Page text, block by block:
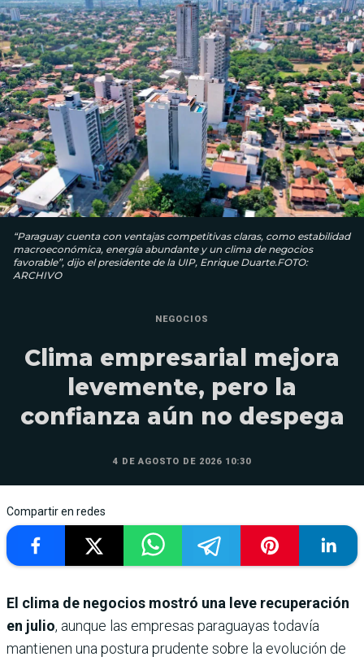
“Paraguay cuenta con ventajas competitivas claras, como estabilidad
macroeconómica, energía abundante y un clima de negocios
favorable”, dijo el presidente de la UIP, Enrique Duarte.FOTO:
ARCHIVO
NEGOCIOS
Clima empresarial mejora
levemente, pero la
confianza aún no despega
4 DE AGOSTO DE 2026 10:30
Compartir en redes
El clima de negocios mostró una leve recuperación
en julio, aunque las empresas paraguayas todavía
mantienen una postura prudente sobre la evolución de